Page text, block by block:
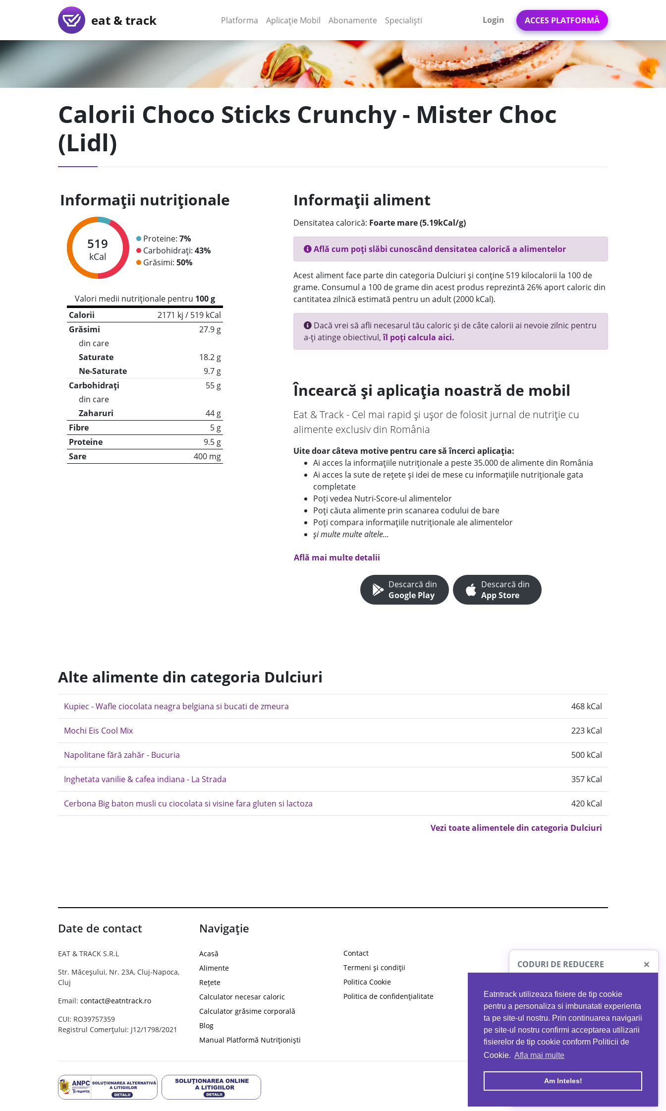
Eatntrack utilizeaza fisiere de tip cookie
pentru a personaliza si imbunatati experienta
ta pe site-ul nostru. Prin continuarea navigarii
pe site-ul nostru confirmi acceptarea utilizarii
fisierelor de tip cookie conform Politicii de
Cookie. Afla mai multe
Am Inteles!
eat & track Platforma (current)
Aplicație Mobil (current)
Abonamente Specialiști Login ACCES PLATFORMĂ
Calorii Choco Sticks Crunchy - Mister Choc
(Lidl)
Informații nutriționale
519
kCal
Proteine: 7%
Carbohidrați: 43%
Grăsimi: 50%
Valori medii nutriționale pentru 100 g
Calorii
2171 kj / 519 kCal
Grăsimi
27.9 g
din care
Saturate
18.2 g
Ne-Saturate
9.7 g
Carbohidrați
55 g
din care
Zaharuri
44 g
Fibre
5 g
Proteine
9.5 g
Sare
400 mg
Informații aliment
Densitatea calorică: Foarte mare (5.19kCal/g)
Află cum poți slăbi cunoscând densitatea calorică a alimentelor
Acest aliment face parte din categoria Dulciuri și conține 519 kilocalorii la 100 de
grame. Consumul a 100 de grame din acest produs reprezintă 26% aport caloric din
cantitatea zilnică estimată pentru un adult (2000 kCal).
Dacă vrei să afli necesarul tău caloric și de câte calorii ai nevoie zilnic pentru
a-ți atinge obiectivul,îl poți calcula aici.
Încearcă și aplicația noastră de mobil
Eat & Track - Cel mai rapid și ușor de folosit jurnal de nutriție cu
alimente exclusiv din România
Uite doar câteva motive pentru care să încerci aplicația:
Ai acces la informațiile nutriționale a peste 35.000 de alimente din România
Ai acces la sute de rețete și idei de mese cu informațiile nutriționale gata
completate
Poți vedea Nutri-Score-ul alimentelor
Poți căuta alimente prin scanarea codului de bare
Poți compara informațiile nutriționale ale alimentelor
și multe multe altele...
Află mai multe detalii
Descarcă din
Google Play
Descarcă din
App Store
Alte alimente din categoria Dulciuri
Kupiec - Wafle ciocolata neagra belgiana si bucati de zmeura 468 kCal
Mochi Eis Cool Mix 223 kCal
Napolitane fără zahăr - Bucuria 500 kCal
Inghetata vanilie & cafea indiana - La Strada 357 kCal
Cerbona Big baton musli cu ciocolata si visine fara gluten si lactoza 420 kCal
Vezi toate alimentele din categoria Dulciuri
Date de contact
EAT & TRACK S.R.L
Str. Măceșului, Nr. 23A, Cluj-Napoca,
Cluj
Email: contact@eatntrack.ro
CUI: RO39757359
Registrul Comerțului: J12/1798/2021
Navigație
Acasă
Alimente
Rețete
Calculator necesar caloric
Calculator grăsime corporală
Blog
Manual Platformă Nutriționiști
Contact
Termeni și condiții
Politica Cookie
Politica de confidențialitate
CODURI DE REDUCERE ×
PROTO41
reducere la orice comandă
EATNTRACK
MYPROTEIN
Ai40%reducere la orice comandă
folosind codul EATTRACK